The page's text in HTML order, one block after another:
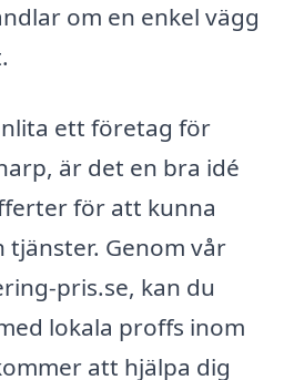
om en enkel vägg
ett företag för
är det en bra idé
för att kunna
Genom vår
pris.se, kan du
lokala proffs inom
att hjälpa dig